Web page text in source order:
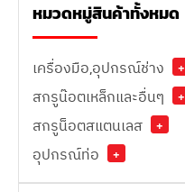
หมวดหมู่สินค้าทั้งหมด
เครื่องมือ,อุปกรณ์ช่าง
+
สกรูน๊อตเหล็กและอื่นๆ
+
สกรูน็อตสแตนเลส
+
อุปกรณ์ท่อ
+